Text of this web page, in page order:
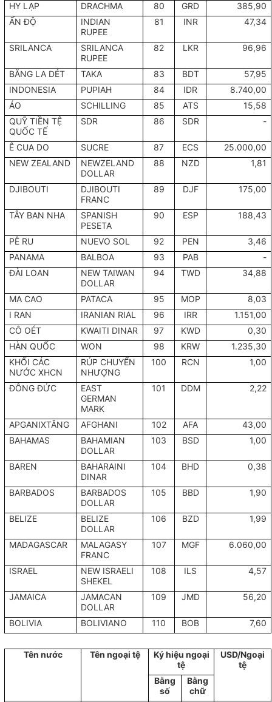
HY LẠP
DRACHMA 80 GRD
385,90
ẤN ĐỘ
INDIAN
RUPEE
81 INR 47,34
SRILANCA
SRILANCA
RUPEE
82 LKR 96,96
BĂNG LA DÉT TAKA 83 BDT
57,95
INDONESIA
PUPIAH 84 IDR
8.740,00
ÁO
SCHILLING 85 ATS
15,58
QUỸ TIỀN TỆ
QUỐC TẾ
SDR 86 SDR -
Ê CUA DO SUCRE 87 ECS
25.000,00
NEW ZEALAND
NEWZELAND
DOLLAR
88 NZD 1,81
DJIBOUTI
DJIBOUTI
FRANC
89 DJF 175,00
TÂY BAN NHA
SPANISH
PESETA
90 ESP 188,43
PÊ RU NUEVO SOL 92 PEN
3,46
PANAMA
BALBOA 93 PAB
-
ĐÀI LOAN
NEW TAIWAN
DOLLAR
94 TWD 34,88
MA CAO PATACA 95 MOP
8,03
I RAN
IRANIAN RIAL 96 IRR
1.151,00
CÔ OÉT
KWAITI DINAR 97 KWD
0,30
HÀN QUỐC
WON 98 KRW
1.235,30
KHỐI CÁC
NƯỚC XHCN
RÚP CHUYỂN
NHƯỢNG
100 RCN 1,00
ĐÔNG ĐỨC
EAST
GERMAN
MARK
101 DDM 2,22
APGANIXTĂNG AFGHANI 102 AFA
43,00
BAHAMAS
BAHAMIAN
DOLLAR
103 BSD 1,00
BAREN
BAHARAINI
DINAR
104 BHD 0,38
BARBADOS
BARBADOS
DOLLAR
105 BBD 1,90
BELIZE
BELIZE
DOLLAR
106 BZD 1,99
MADAGASCAR
MALAGASY
FRANC
107 MGF 6.060,00
ISRAEL
NEW ISRAELI
SHEKEL
108 ILS 4,57
JAMAICA
JAMACAN
DOLLAR
109 JMD 56,20
BOLIVIA BOLIVIANO 110 BOB 7,60
Tên nước Tên ngoại tệ
Ký hiệu ngoại
tệ
USD/Ngoại
tệ
Bằng
số
Bằng
chữ